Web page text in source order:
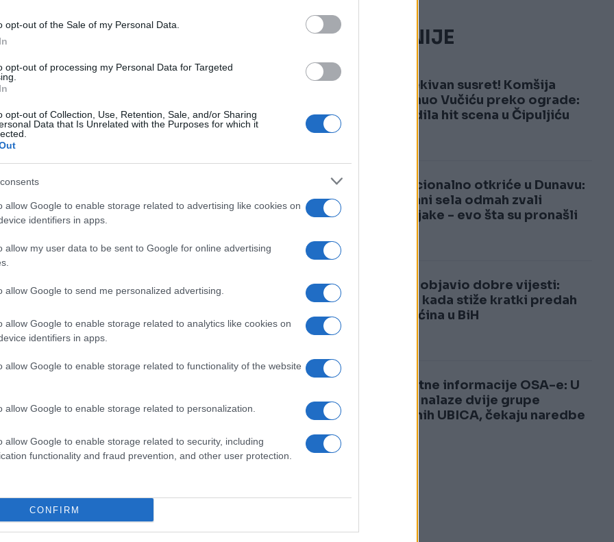
opt-out of the Sale of my Personal Data.
opt-out of processing my Personal Data for Targeted
opt-out of Collection, Use, Retention, Sale, and/or Sharing
Data that Is Unrelated with the Purposes for which it
allow Google to enable storage related to advertising like cookies on
identifiers in apps.
allow my user data to be sent to Google for online advertising
allow Google to send me personalized advertising.
allow Google to enable storage related to analytics like cookies on
identifiers in apps.
allow Google to enable storage related to functionality of the website
allow Google to enable storage related to personalization.
allow Google to enable storage related to security, including
functionality and fraud prevention, and other user protection.
CONFIRM
ne tako davnoj prošlosti davala jasno
izvor.
je da s hrvatskom stranom radi na „rješavanju
u Zagrebu”.
ambasadorom Garyjem Korenom
trebala istražiti službenike iranske
Revolucionarne garde sa zadatkom
terorizmu”.
Ured predsjednika, a Milanović je optužio
izraelske ni iranske”, rekao je tada Milanović.
istoku.
tada je na platformi X napisao da je „uvredljiva
. „Njegov govor mržnje prema Izraelu i
je Sa’ar.
službeno posjetio Izrael, gdje je zahvalio
dozvole za odbrambeni sistem Trophy za
dviju država.
ponašanje izraelske vojske”,
NAJČITANIJE
1
Neočekivan susret! Komšija
doviknuo Vučiću preko ograde:
Uslijedila hit scena u Čipuljiću
2
Senzacionalno otkriće u Dunavu:
Mještani sela odmah zvali
stručnjake - evo šta su pronašli
3
Sladić objavio dobre vijesti:
Otkrio kada stiže kratki predah
od vrućina u BiH
4
Šokantne informacije OSA-e: U
BiH se nalaze dvije grupe
plaćenih UBICA, čekaju naredbe